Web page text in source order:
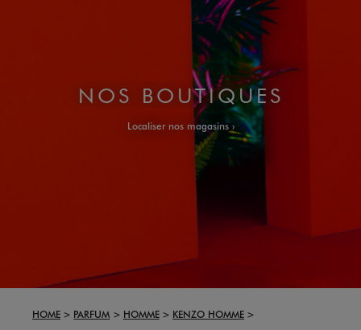
NOS BOUTIQUES
Localiser nos magasins
HOME PARFUM HOMME
KENZO HOMME